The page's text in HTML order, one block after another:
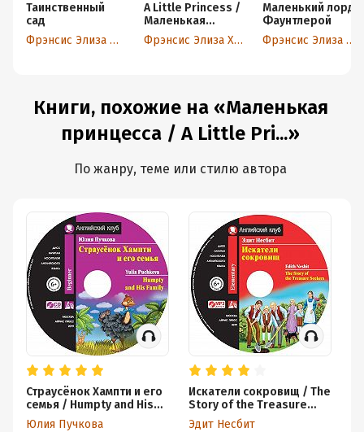
Таинственный
сад
Фрэнсис Элиза Ходжсон Бёрнетт
A Little Princess /
Маленькая
принцесса. Книга
для чтения на
Фрэнсис Элиза Ходжсон Бёрнетт
Маленький лорд
Фаунтлерой
Фрэнсис Элиза Ходжсон Бёрнетт
Книги, похожие на «Маленькая
принцесса / A Little Pri...»
По жанру, теме или стилю автора
Страусёнок Хампти и его
семья / Humpty and His
Family
Юлия Пучкова
Искатели сокровищ / The
Story of the Treasure
Seekers
Эдит Несбит